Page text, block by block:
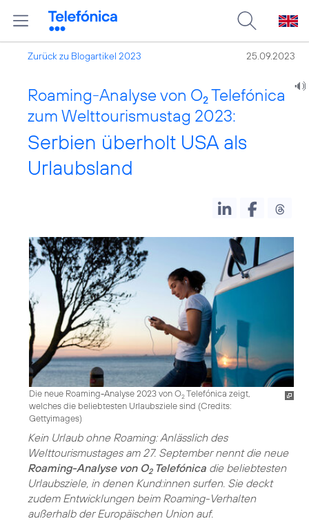
Zurück zu Blogartikel 2023 25.09.2023
Roaming-Analyse von O2 Telefónica
zum Welttourismustag 2023:
Serbien überholt USA als
Urlaubsland
Die neue Roaming-Analyse 2023 von O2Telefónica zeigt,
welches die beliebtesten Urlaubsziele sind (Credits:
Gettyimages)
Kein Urlaub ohne Roaming: Anlässlich des
Welttourismustages am 27. September nennt die neue
Roaming-Analyse von O2Telefónica die beliebtesten
Urlaubsziele, in denen Kund:innen surfen. Sie deckt
zudem Entwicklungen beim Roaming-Verhalten
außerhalb der Europäischen Union auf.